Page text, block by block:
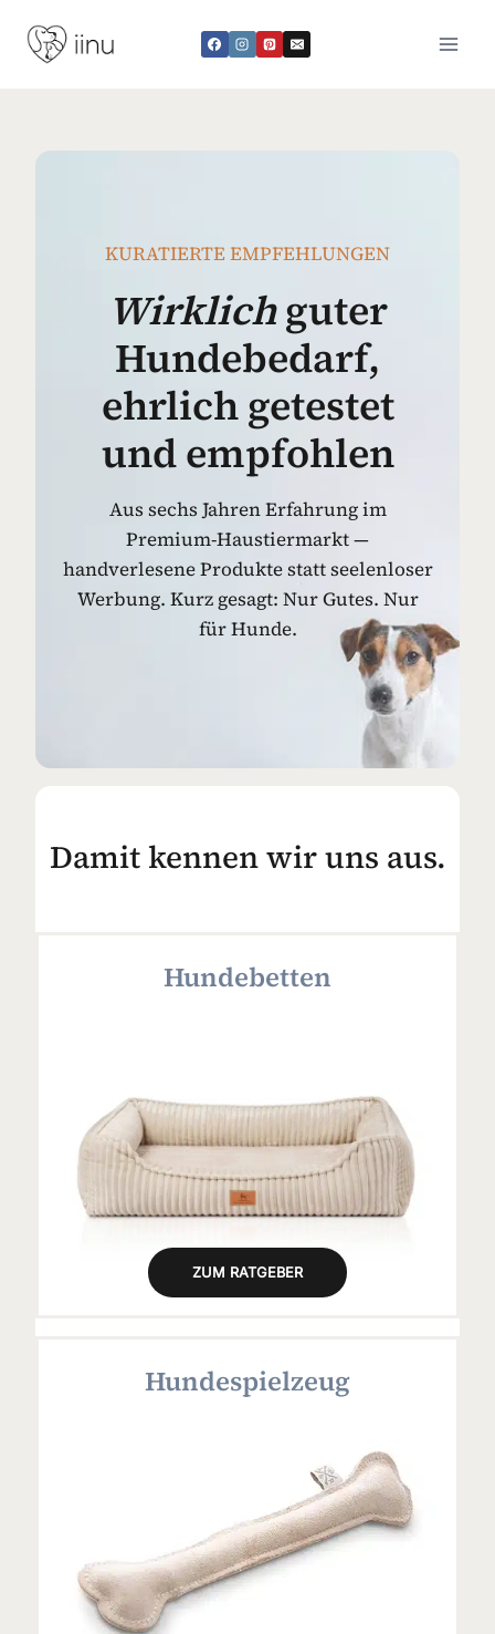
Inhalt
springen
KURATIERTE EMPFEHLUNGEN
Wirklichguter
Hundebedarf,
ehrlich getestet
und empfohlen
Aus sechs Jahren Erfahrung im
Premium-Haustiermarkt —
handverlesene Produkte statt seelenloser
Werbung. Kurz gesagt: Nur Gutes. Nur
für Hunde.
Damit kennen wir uns aus.
Hundebetten
ZUM RATGEBER
Hundespielzeug